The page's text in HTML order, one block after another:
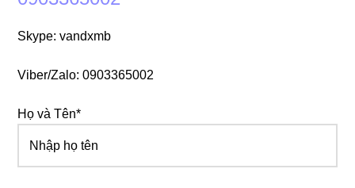
Skype: vandxmb
Viber/Zalo: 0903365002
Họ và Tên*